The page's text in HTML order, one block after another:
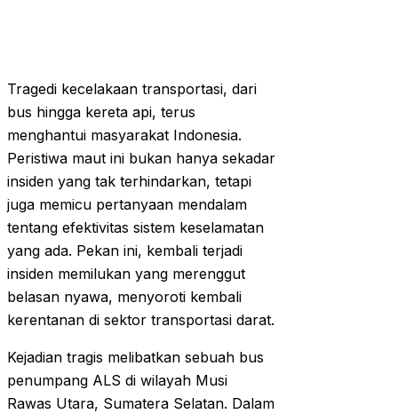
Tragedi kecelakaan transportasi, dari
bus hingga kereta api, terus
menghantui masyarakat Indonesia.
Peristiwa maut ini bukan hanya sekadar
insiden yang tak terhindarkan, tetapi
juga memicu pertanyaan mendalam
tentang efektivitas sistem keselamatan
yang ada. Pekan ini, kembali terjadi
insiden memilukan yang merenggut
belasan nyawa, menyoroti kembali
kerentanan di sektor transportasi darat.
Kejadian tragis melibatkan sebuah bus
penumpang ALS di wilayah Musi
Rawas Utara, Sumatera Selatan. Dalam